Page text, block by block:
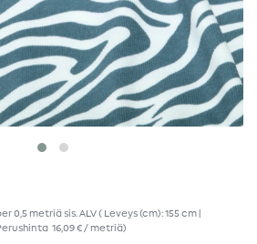
0,5 metriäsis. ALV( Leveys (cm): 155 cm |
16,09 € / metriä)